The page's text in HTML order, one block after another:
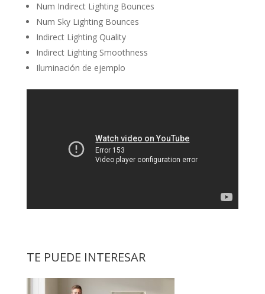
Num Indirect Lighting Bounces
Num Sky Lighting Bounces
Indirect Lighting Quality
Indirect Lighting Smoothness
Iluminación de ejemplo
TE PUEDE INTERESAR